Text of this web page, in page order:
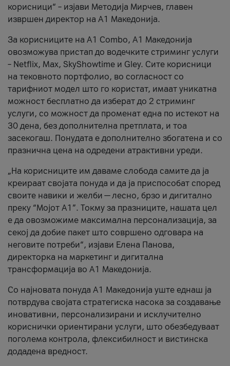
корисници“ – изјави Методија Мирчев, главен
извршен директор на А1 Македонија.
За корисниците на A1 Combo, А1 Македонија
овозможува пристап до водечките стриминг услуги
– Netflix, Max, SkyShowtime и Gley. Сите корисници
на тековното портфолио, во согласност со
тарифниот модел што го користат, имаат уникатна
можност бесплатно да изберат до 2 стриминг
услуги, со можност да променат една по истекот на
30 дена, без дополнителна претплата, и тоа
засекогаш. Понудата е дополнително збогатена и со
празнична цена на одредени атрактивни уреди.
„На корисниците им даваме слобода самите да ја
креираат својата понуда и да ја приспособат според
своите навики и желби — лесно, брзо и дигитално
преку “Мојот А1”. Токму за празниците, нашата цел
е да овозможиме максимална персонализација, за
секој да добие пакет што совршено одговара на
неговите потреби“, изјави Елена Панова,
директорка на маркетинг и дигитална
трансформација во А1 Македонија.
Со најновата понуда А1 Македонија уште еднаш ја
потврдува својата стратегиска насока за создавање
иновативни, персонализирани и исклучително
кориснички ориентирани услуги, што обезбедуваат
поголема контрола, флексибилност и вистинска
додадена вредност.